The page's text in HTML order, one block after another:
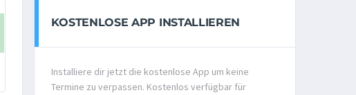
KOSTENLOSE APP INSTALLIEREN
Installiere dir jetzt die kostenlose App um keine
Termine zu verpassen. Kostenlos verfügbar für